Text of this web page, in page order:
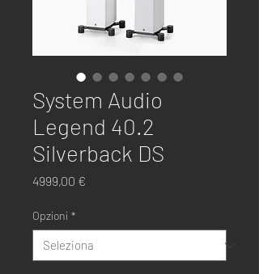
System Audio
Legend 40.2
Silverback DS
4999,00 €
Opzioni *